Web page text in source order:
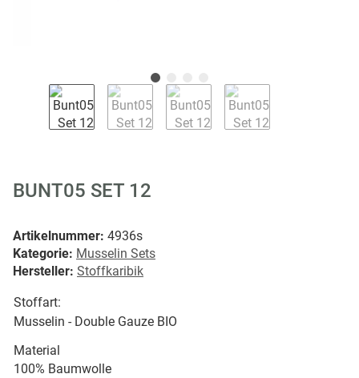
BUNT05 SET 12
Artikelnummer: 4936s
Kategorie: Musselin Sets
Hersteller: Stoffkaribik
Stoffart:
Musselin - Double Gauze BIO
Material
100% Baumwolle